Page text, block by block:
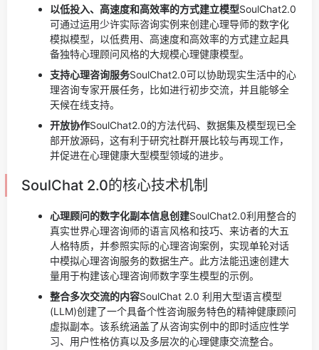
以低投入、高速度和高效率的方式建立模型SoulChat2.0
可通过运用少许实际咨询实例来创建心理导师的数字化
模拟模型，以低费用、高速度和高效率的方式建立起具
备独特心理顾问风格的大规模心理健康模型。
支持心理咨询服务SoulChat2.0可以协助现实生活中的心
理咨询专家开展任务，比如进行初步交流，并且能够全
天候在线支持。
开放协作SoulChat2.0的方法代码、数据集及模型现已全
部开放源码，这有利于研究社群开展比较与再现工作，
并促进在心理健康大型模型领域的进步。
SoulChat 2.0的核心技术机制
心理顾问的数字化副本信息创建SoulChat2.0利用整合的
真实世界心理咨询师的语言风格和技巧、来访者的大五
人格特质，并参照实际的心理咨询案例，实现单轮对话
中模拟心理咨询服务的数据生产。此方法能迅速创建大
量用于构建该心理咨询师数字孪生模型的示例。
整合多次交流的内容SoulChat 2.0 利用大型语言模型
(LLM)创建了一个具备个性咨询服务特色的精神健康顾问
虚拟副本。该系统涵盖了从咨询实例中的即时适应性学
习、用户性格仿真以及多层次的心理健康交流整合。